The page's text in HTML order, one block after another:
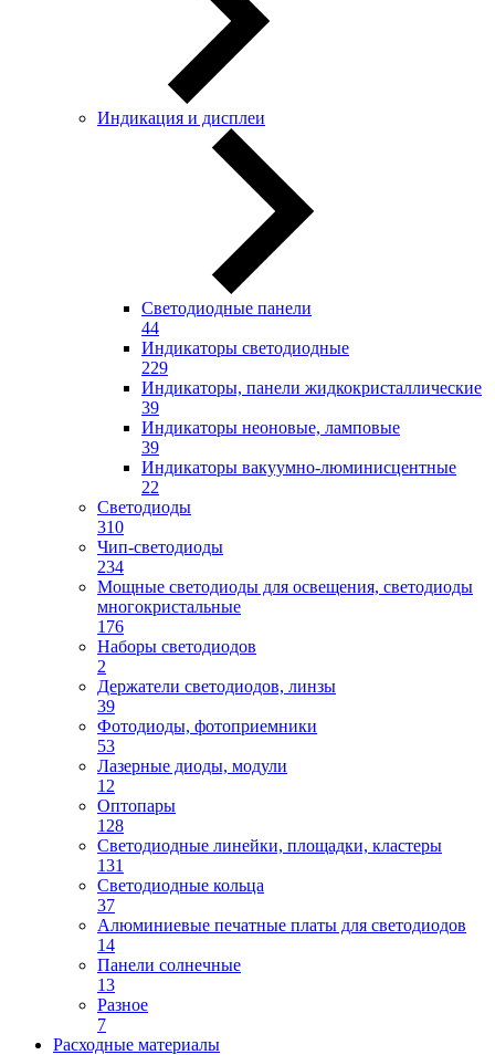
Индикация и дисплеи
Светодиодные панели
44
Индикаторы светодиодные
229
Индикаторы, панели жидкокристаллические
39
Индикаторы неоновые, ламповые
39
Индикаторы вакуумно-люминисцентные
22
Светодиоды
310
Чип-светодиоды
234
Мощные светодиоды для освещения, светодиоды
многокристальные
176
Наборы светодиодов
2
Держатели светодиодов, линзы
39
Фотодиоды, фотоприемники
53
Лазерные диоды, модули
12
Оптопары
128
Светодиодные линейки, площадки, кластеры
131
Светодиодные кольца
37
Алюминиевые печатные платы для светодиодов
14
Панели солнечные
13
Разное
7
Расходные материалы